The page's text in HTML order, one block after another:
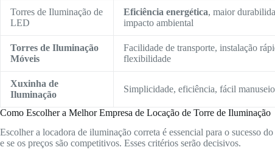
Torres de Iluminação de
LED
Eficiência energética, maior
impacto ambiental
Torres de Iluminação
Móveis
Facilidade de transporte, instalação
flexibilidade
Xuxinha de
Iluminação
Simplicidade, eficiência, fácil manuseio
Como Escolher a Melhor Empresa de Locação de Torre de Iluminação
Escolher a locadora de iluminação correta é essencial para o sucesso
e se os preços são competitivos. Esses critérios serão decisivos.